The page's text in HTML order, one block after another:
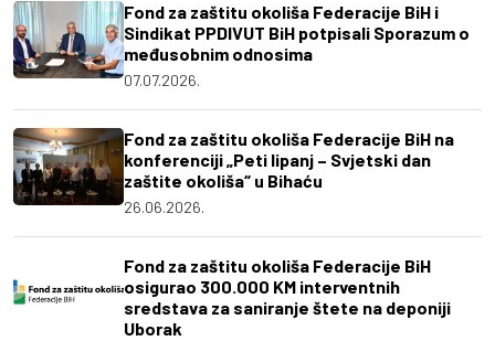
Fond za zaštitu okoliša Federacije BiH i
Sindikat PPDIVUT BiH potpisali Sporazum o
međusobnim odnosima
07.07.2026.
Fond za zaštitu okoliša Federacije BiH na
konferenciji „Peti lipanj – Svjetski dan
zaštite okoliša“ u Bihaću
26.06.2026.
Fond za zaštitu okoliša Federacije BiH
osigurao 300.000 KM interventnih
sredstava za saniranje štete na deponiji
Uborak